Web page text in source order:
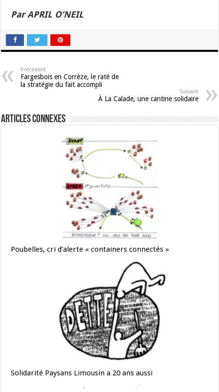
Par APRIL O’NEIL
Précédent
Fargesbois en Corrèze, le raté de
la stratégie du fait accompli
Suivant
À La Calade, une cantine solidaire
Articles connexes
Poubelles, cri d’alerte « containers connectés »
Solidarité Paysans Limousin a 20 ans aussi